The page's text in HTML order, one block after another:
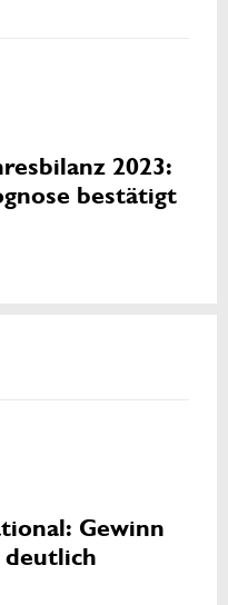
2023:
bestätigt
Gewinn